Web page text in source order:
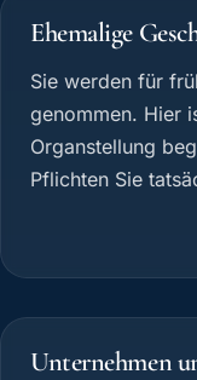
Ehemalige
Sie werden für
genommen. Hier
Organstellung
Pflichten Sie
Unternehmen